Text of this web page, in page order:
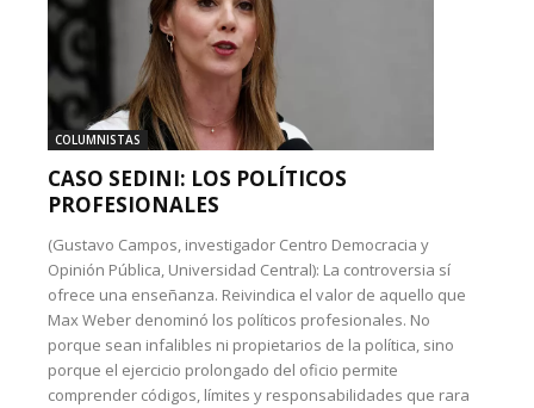
COLUMNISTAS
CASO SEDINI: LOS POLÍTICOS
PROFESIONALES
(Gustavo Campos, investigador Centro Democracia y
Opinión Pública, Universidad Central): La controversia sí
ofrece una enseñanza. Reivindica el valor de aquello que
Max Weber denominó los políticos profesionales. No
porque sean infalibles ni propietarios de la política, sino
porque el ejercicio prolongado del oficio permite
comprender códigos, límites y responsabilidades que rara